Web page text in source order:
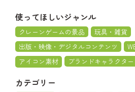
使ってほしいジャンル
クレーンゲームの景品
玩具・雑貨
出版・映像・デジタルコンテンツ
アイコン素材
ブランドキャラクター
カテゴリー